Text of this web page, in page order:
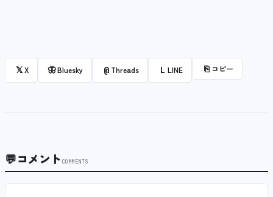
𝕏X 🦋Bluesky @ Threads L LINE ⎘ コピー
💬コメント COMMENTS